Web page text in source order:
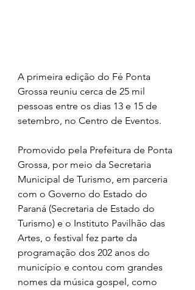
A primeira edição do Fé Ponta
Grossa reuniu cerca de 25 mil
pessoas entre os dias 13 e 15 de
setembro, no Centro de Eventos.
Promovido pela Prefeitura de Ponta
Grossa, por meio da Secretaria
Municipal de Turismo, em parceria
com o Governo do Estado do
Paraná (Secretaria de Estado do
Turismo) e o Instituto Pavilhão das
Artes, o festival fez parte da
programação dos 202 anos do
município e contou com grandes
nomes da música gospel, como